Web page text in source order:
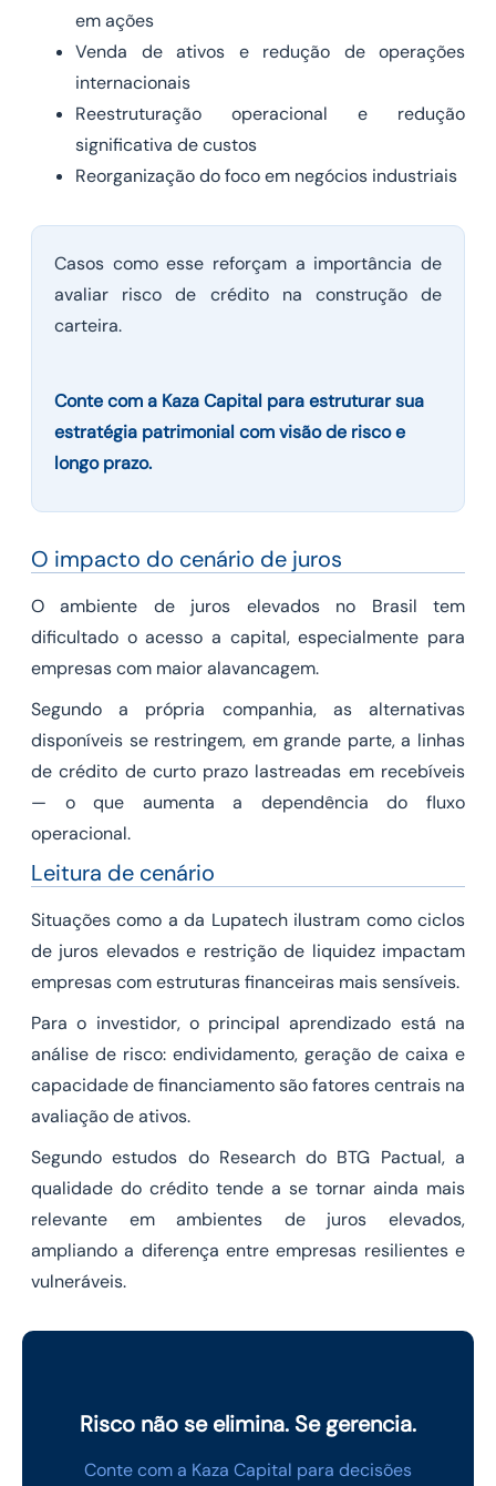
em ações
Venda de ativos e redução de operações
internacionais
Reestruturação operacional e redução
significativa de custos
Reorganização do foco em negócios industriais
Casos como esse reforçam a importância de
avaliar risco de crédito na construção de
carteira.
Conte com a Kaza Capital para estruturar sua
estratégia patrimonial com visão de risco e
longo prazo.
O impacto do cenário de juros
O ambiente de juros elevados no Brasil tem
dificultado o acesso a capital, especialmente para
empresas com maior alavancagem.
Segundo a própria companhia, as alternativas
disponíveis se restringem, em grande parte, a linhas
de crédito de curto prazo lastreadas em recebíveis
— o que aumenta a dependência do fluxo
operacional.
Leitura de cenário
Situações como a da Lupatech ilustram como ciclos
de juros elevados e restrição de liquidez impactam
empresas com estruturas financeiras mais sensíveis.
Para o investidor, o principal aprendizado está na
análise de risco: endividamento, geração de caixa e
capacidade de financiamento são fatores centrais na
avaliação de ativos.
Segundo estudos do Research do BTG Pactual, a
qualidade do crédito tende a se tornar ainda mais
relevante em ambientes de juros elevados,
ampliando a diferença entre empresas resilientes e
vulneráveis.
Risco não se elimina. Se gerencia.
Conte com a Kaza Capital para decisões